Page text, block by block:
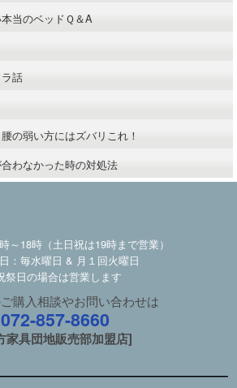
当のベッドＱ＆A
話
の弱い方にはズバリこれ！
わなかった時の対処法
～18時（土日祝は19時まで営業）
：毎水曜日 & 月１回火曜日
祭日の場合は営業します
購入相談やお問い合わせは
072-857-8660
家具団地販売部加盟店]